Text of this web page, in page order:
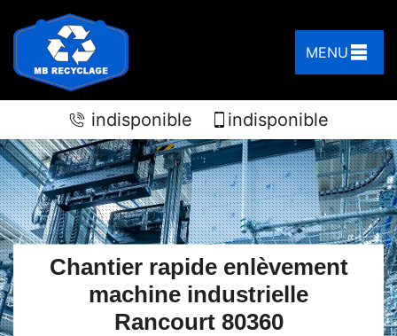
MENU
indisponible indisponible
Chantier rapide enlèvement
machine industrielle
Rancourt 80360